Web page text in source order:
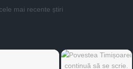
mai recente știri